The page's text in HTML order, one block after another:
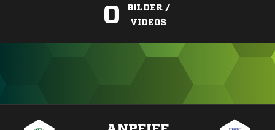
0
BILDER /
VIDEOS